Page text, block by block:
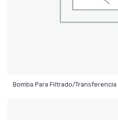
Bomba Para Filtrado/